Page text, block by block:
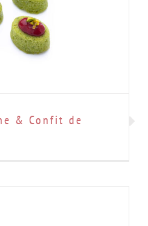
& Confit de